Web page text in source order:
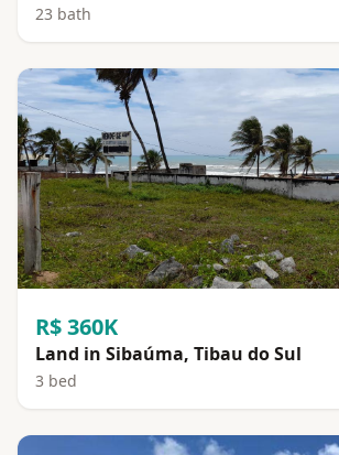
23 bath
R$ 360K
Land in Sibaúma, Tibau do Sul
3 bed